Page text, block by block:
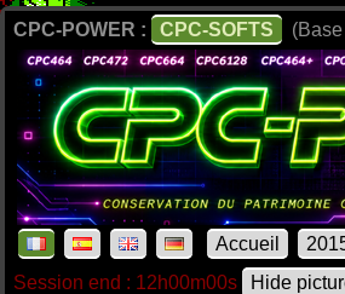
CPC-POWER : CPC-SOFTS
Accueil
Session end : 12h00m00s
Hide